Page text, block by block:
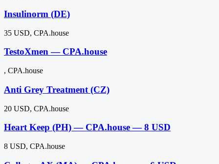
Insulinorm (DE)
35 USD, CPA.house
TestoXmen — CPA.house
, CPA.house
Anti Grey Treatment (CZ)
20 USD, CPA.house
Heart Keep (PH) — CPA.house — 8 USD
8 USD, CPA.house